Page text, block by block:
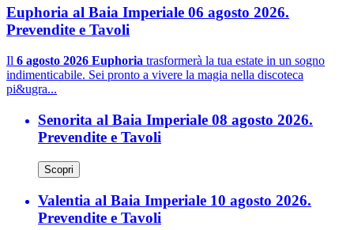
Euphoria al Baia Imperiale 06 agosto 2026.
Prevendite e Tavoli
Il 6 agosto 2026 Euphoria trasformerà la tua estate in un sogno
indimenticabile. Sei pronto a vivere la magia nella discoteca
pi&ugra...
Senorita al Baia Imperiale 08 agosto 2026.
Prevendite e Tavoli
Scopri
Valentia al Baia Imperiale 10 agosto 2026.
Prevendite e Tavoli